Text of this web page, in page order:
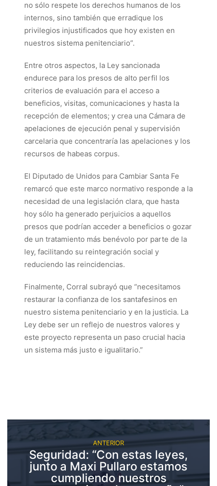
no sólo respete los derechos humanos de los
internos, sino también que erradique los
privilegios injustificados que hoy existen en
nuestros sistema penitenciario”.
Entre otros aspectos, la Ley sancionada
endurece para los presos de alto perfil los
criterios de evaluación para el acceso a
beneficios, visitas, comunicaciones y hasta la
recepción de elementos; y crea una Cámara de
apelaciones de ejecución penal y supervisión
carcelaria que concentraría las apelaciones y los
recursos de habeas corpus.
El Diputado de Unidos para Cambiar Santa Fe
remarcó que este marco normativo responde a la
necesidad de una legislación clara, que hasta
hoy sólo ha generado perjuicios a aquellos
presos que podrían acceder a beneficios o gozar
de un tratamiento más benévolo por parte de la
ley, facilitando su reintegración social y
reduciendo las reincidencias.
Finalmente, Corral subrayó que “necesitamos
restaurar la confianza de los santafesinos en
nuestro sistema penitenciario y en la justicia. La
Ley debe ser un reflejo de nuestros valores y
este proyecto representa un paso crucial hacia
un sistema más justo e igualitario.”
ANTERIOR
Seguridad: “Con estas leyes,
junto a Maxi Pullaro estamos
cumpliendo nuestros